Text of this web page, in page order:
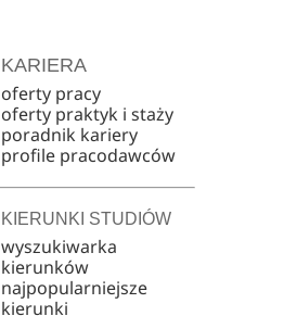
KARIERA
oferty pracy
oferty praktyk i staży
poradnik kariery
profile pracodawców
KIERUNKI STUDIÓW
wyszukiwarka
kierunków
najpopularniejsze
kierunki